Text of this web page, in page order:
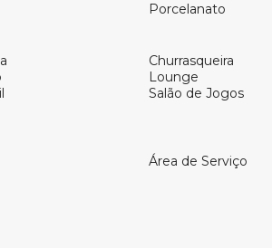
Porcelanato
Churrasqueira
Lounge
Salão de Jogos
Área de Serviço